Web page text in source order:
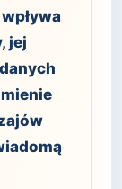
jej